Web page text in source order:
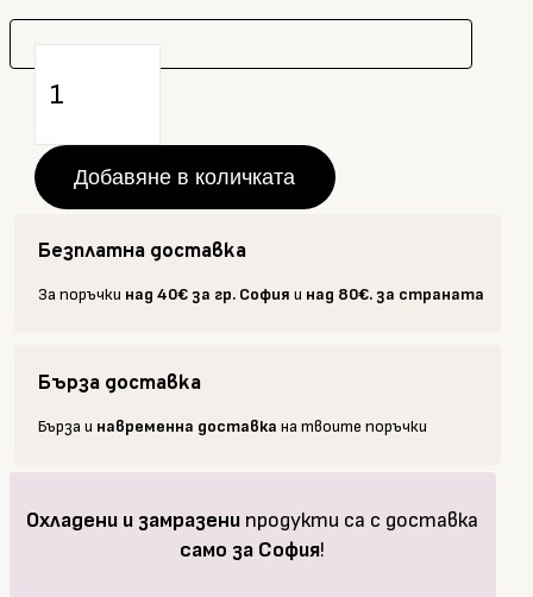
за
Nanni
Прясна
паста
рикота
250
Добавяне в количката
Безплатна доставка
За поръчки над 40€ за гр. София и над 80€. за страната
Бърза доставка
Бърза и навременна доставка на твоите поръчки
Охладени и замразени продукти са с доставка
само за София!